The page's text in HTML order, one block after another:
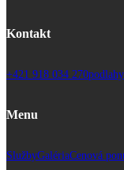
Kontakt
+421 918 034 270
Menu
SlužbyGalériaCenová